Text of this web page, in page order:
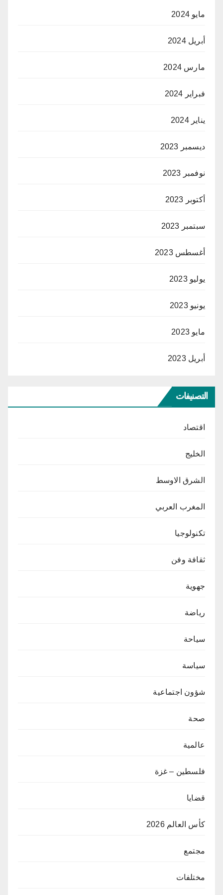
مايو 2024
أبريل 2024
مارس 2024
فبراير 2024
يناير 2024
ديسمبر 2023
نوفمبر 2023
أكتوبر 2023
سبتمبر 2023
أغسطس 2023
يوليو 2023
يونيو 2023
مايو 2023
أبريل 2023
التصنيفات
اقتصاد
الخليج
الشرق الاوسط
المغرب العربي
تكنولوجيا
ثقافة وفن
جهوية
رياضة
سياحة
سياسة
شؤون اجتماعية
صحة
عالمية
فلسطين – غزة
قضايا
كأس العالم 2026
مجتمع
مختلفات